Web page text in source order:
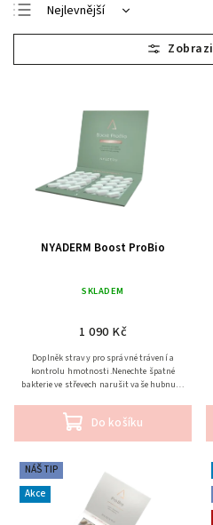
Nejlevnější
Nejdražší
Nejprodávanější
NYADERM Boost ProBio
SKLADEM
1 090 Kč
Do košíku
Doplněk stravy pro správné trávení a
kontrolu hmotnosti.Nenechte špatné
bakterie ve střevech narušit vaše hubnutí.
NÁŠ TIP
Akce